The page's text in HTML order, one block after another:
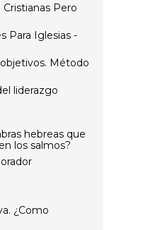
Pero
Para Iglesias -
Método
liderazgo
hebreas que
los salmos?
¿Como